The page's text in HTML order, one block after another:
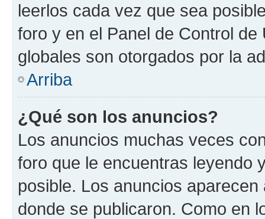
leerlos cada vez que sea
foro y en el Panel de Control
globales son otorgados por la
Arriba
¿Qué son los anuncios?
Los anuncios muchas veces
foro que le encuentras leyendo
posible. Los anuncios
donde se publicaron. Como en